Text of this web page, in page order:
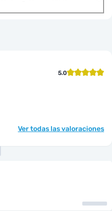
5.0
Ver todas las valoraciones